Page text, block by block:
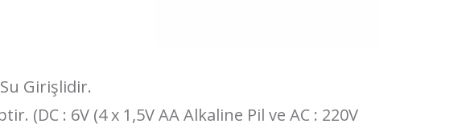
Girişlidir.
(DC : 6V (4 x 1,5V AA Alkaline Pil ve AC : 220V